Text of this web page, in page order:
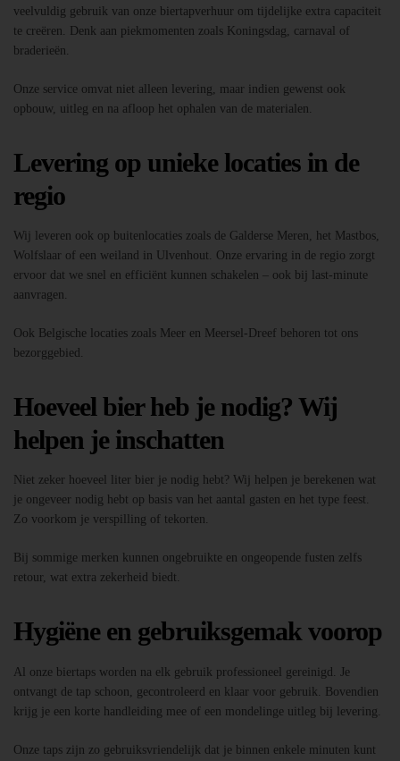
veelvuldig gebruik van onze biertapverhuur om tijdelijke extra capaciteit
te creëren. Denk aan piekmomenten zoals Koningsdag, carnaval of
braderieën.
Onze service omvat niet alleen levering, maar indien gewenst ook
opbouw, uitleg en na afloop het ophalen van de materialen.
Levering op unieke locaties in de
regio
Wij leveren ook op buitenlocaties zoals de Galderse Meren, het Mastbos,
Wolfslaar of een weiland in Ulvenhout. Onze ervaring in de regio zorgt
ervoor dat we snel en efficiënt kunnen schakelen – ook bij last-minute
aanvragen.
Ook Belgische locaties zoals Meer en Meersel-Dreef behoren tot ons
bezorggebied.
Hoeveel bier heb je nodig? Wij
helpen je inschatten
Niet zeker hoeveel liter bier je nodig hebt? Wij helpen je berekenen wat
je ongeveer nodig hebt op basis van het aantal gasten en het type feest.
Zo voorkom je verspilling of tekorten.
Bij sommige merken kunnen ongebruikte en ongeopende fusten zelfs
retour, wat extra zekerheid biedt.
Hygiëne en gebruiksgemak voorop
Al onze biertaps worden na elk gebruik professioneel gereinigd. Je
ontvangt de tap schoon, gecontroleerd en klaar voor gebruik. Bovendien
krijg je een korte handleiding mee of een mondelinge uitleg bij levering.
Onze taps zijn zo gebruiksvriendelijk dat je binnen enkele minuten kunt